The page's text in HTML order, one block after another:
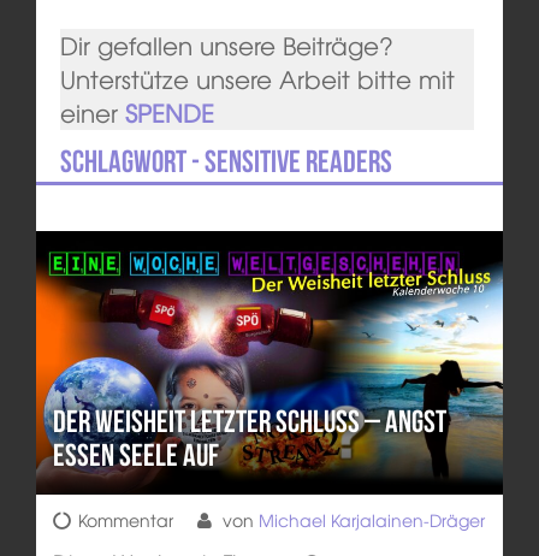
Dir gefallen unsere Beiträge?
Unterstütze unsere Arbeit bitte mit
einer SPENDE
Schlagwort - Sensitive Readers
Der Weisheit letzter Schluss – Angst
essen Seele auf
Kommentar von Michael Karjalainen-Dräger